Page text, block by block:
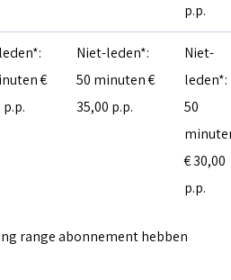
p.p.
€
Niet-leden*:
50 minuten €
35,00 p.p.
Niet-
leden*:
50
€ 30,00
p.p.
range abonnement hebben